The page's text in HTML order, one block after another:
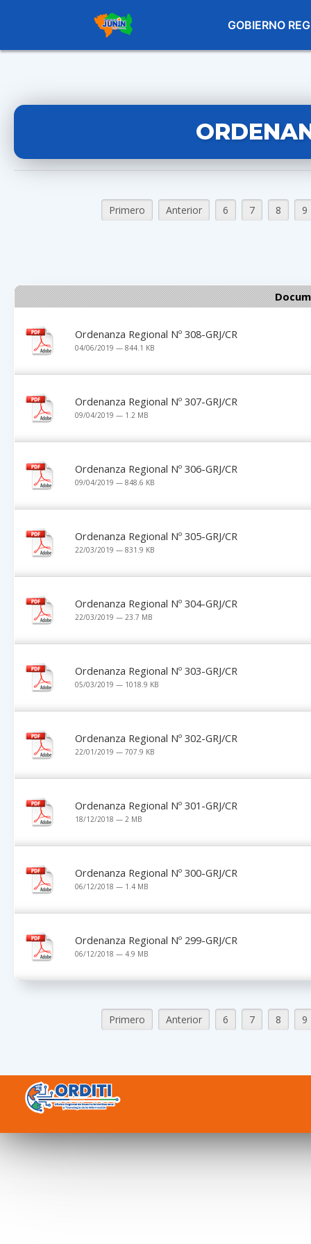
GOBIERNO
Primero Anterior 6 7 8 9
Ordenanza Regional Nº 308-GRJ/CR
04/06/2019 — 844.1 KB
Ordenanza Regional Nº 307-GRJ/CR
09/04/2019 — 1.2 MB
Ordenanza Regional Nº 306-GRJ/CR
09/04/2019 — 848.6 KB
Ordenanza Regional Nº 305-GRJ/CR
22/03/2019 — 831.9 KB
Ordenanza Regional Nº 304-GRJ/CR
22/03/2019 — 23.7 MB
Ordenanza Regional Nº 303-GRJ/CR
05/03/2019 — 1018.9 KB
Ordenanza Regional Nº 302-GRJ/CR
22/01/2019 — 707.9 KB
Ordenanza Regional Nº 301-GRJ/CR
18/12/2018 — 2 MB
Ordenanza Regional Nº 300-GRJ/CR
06/12/2018 — 1.4 MB
Ordenanza Regional Nº 299-GRJ/CR
06/12/2018 — 4.9 MB
Primero Anterior 6 7 8 9